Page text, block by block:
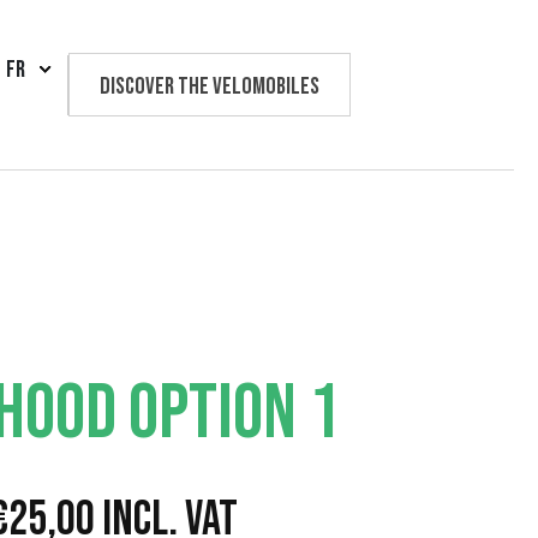
FR
Discover the velomobiles
OPTION 1
25,00P
Incl. VAT